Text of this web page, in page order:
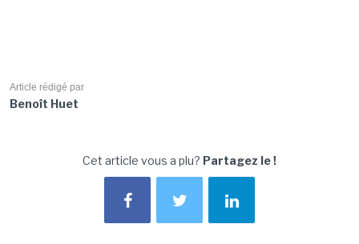
Article rédigé par
Benoît Huet
Cet article vous a plu? Partagez le !